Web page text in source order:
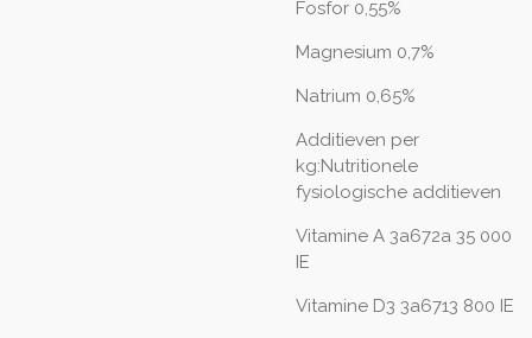
Fosfor 0,55%
Magnesium 0,7%
Natrium 0,65%
Additieven per
kg:Nutritionele
fysiologische additieven
Vitamine A 3a672a 35 000
IE
Vitamine D3 3a6713 800 IE